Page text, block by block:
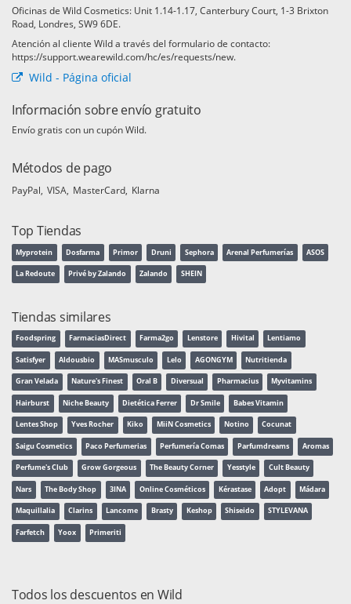
Oficinas de Wild Cosmetics: Unit 1.14-1.17, Canterbury Court, 1-3 Brixton
Road, Londres, SW9 6DE.
Atención al cliente Wild a través del formulario de contacto:
https://support.wearewild.com/hc/es/requests/new.
Wild - Página oficial
Información sobre envío gratuito
Envío gratis con un cupón Wild.
Métodos de pago
PayPal VISA MasterCard Klarna
Top Tiendas
Myprotein Dosfarma Primor Druni Sephora Arenal Perfumerías ASOS
La Redoute Privé by Zalando Zalando SHEIN
Tiendas similares
Foodspring FarmaciasDirect Farma2go Lenstore Hivital Lentiamo
Satisfyer Aldousbio MASmusculo Lelo AGONGYM Nutritienda
Gran Velada Nature's Finest Oral B Diversual Pharmacius Myvitamins
Hairburst Niche Beauty Dietética Ferrer Dr Smile Babes Vitamin
Lentes Shop Yves Rocher Kiko MiiN Cosmetics Notino Cocunat
Saigu Cosmetics Paco Perfumerias Perfumería Comas Parfumdreams Aromas
Perfume's Club Grow Gorgeous The Beauty Corner Yesstyle Cult Beauty
Nars The Body Shop 3INA Online Cosméticos Kérastase Adopt Mádara
Maquillalia Clarins Lancome Brasty Keshop Shiseido STYLEVANA
Farfetch Yoox Primeriti
Todos los descuentos en Wild